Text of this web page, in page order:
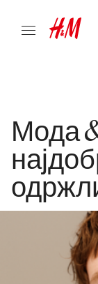
Мода